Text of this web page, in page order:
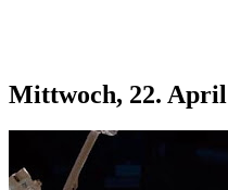
Mittwoch, 22. April